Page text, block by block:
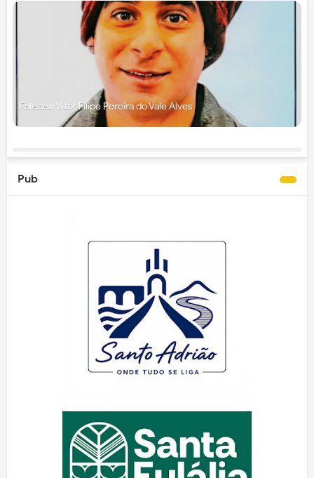
Faleceu Vítor Filipe Pereira do Vale Alves
Pub